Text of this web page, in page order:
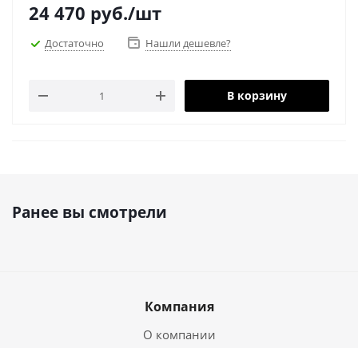
24 470 руб./шт
Достаточно Нашли дешевле?
В корзину
Ранее вы смотрели
Компания
О компании